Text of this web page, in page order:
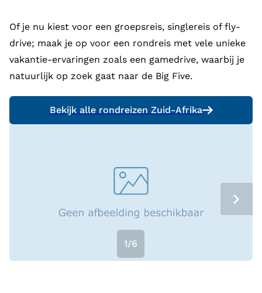
Of je nu kiest voor een groepsreis, singlereis of fly-
drive; maak je op voor een rondreis met vele unieke
vakantie-ervaringen zoals een gamedrive, waarbij je
natuurlijk op zoek gaat naar de Big Five.
Bekijk alle rondreizen Zuid-Afrika
1/6